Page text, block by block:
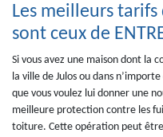
Les meilleurs
sont ceux de
Si vous avez une maison dont la
la ville de Julos ou dans
que vous voulez lui donner une
meilleure protection contre les
toiture. Cette opération peut être